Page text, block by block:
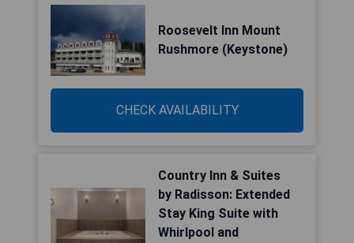
Roosevelt Inn Mount
Rushmore (Keystone)
CHECK AVAILABILITY
Country Inn & Suites
by Radisson: Extended
Stay King Suite with
Whirlpool and